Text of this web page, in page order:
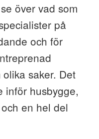
över vad som
på
och för
saker. Det
inför husbygge,
en hel del